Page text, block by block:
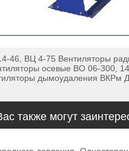
46, ВЦ 4-75 Вентиляторы
осевые ВО 06-300,
дымоудаления
также могут